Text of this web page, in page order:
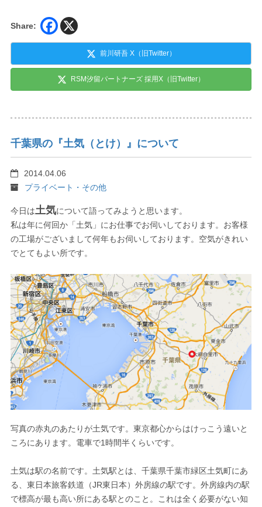
Share:
前川研吾 X（旧Twitter）
RSM汐留パートナーズ 採用X（旧Twitter）
千葉県の『土気（とけ）』について
2014.04.06
プライベート・その他
今日は土気について語ってみようと思います。
私は年に何回か「土気」にお仕事でお伺いしております。お客様
の工場がございまして何年もお伺いしております。空気がきれい
でとてもよい所です。
写真の赤丸のあたりが土気です。東京都心からはけっこう遠いと
ころにあります。電車で1時間半くらいです。
土気は駅の名前です。土気駅とは、千葉県千葉市緑区土気町にあ
る、東日本旅客鉄道（JR東日本）外房線の駅です。外房線内の駅
で標高が最も高い所にある駅とのこと。これは全く必要がない知